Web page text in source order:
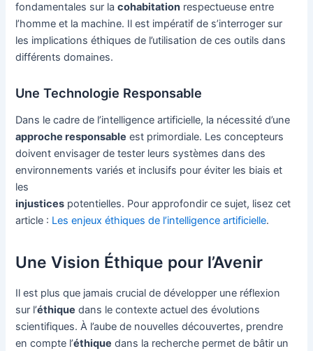
fondamentales sur lacohabitation respectueuse entre
l’homme et la machine. Il est impératif de s’interroger sur
les implications éthiques de l’utilisation de ces outils dans
différents domaines.
Une Technologie Responsable
Dans le cadre de l’intelligence artificielle, la nécessité d’une
approche responsable est primordiale. Les concepteurs
doivent envisager de tester leurs systèmes dans des
environnements variés et inclusifs pour éviter les biais et
les
injustices potentielles. Pour approfondir ce sujet, lisez cet
article : Les enjeux éthiques de l’intelligence artificielle.
Une Vision Éthique pour l’Avenir
Il est plus que jamais crucial de développer une réflexion
sur l’éthique dans le contexte actuel des évolutions
scientifiques. À l’aube de nouvelles découvertes, prendre
en compte l’éthique dans la recherche permet de bâtir un